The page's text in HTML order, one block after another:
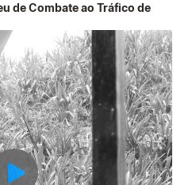
de Combate ao Tráfico de